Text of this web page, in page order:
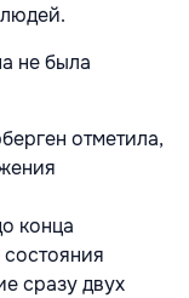
не была
отметила,
конца
сразу двух